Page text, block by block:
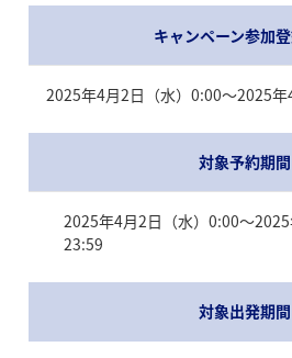
キャンペーン参加
2025年4月2日（水）0:00～2025
対象予約期間
2025年4月2日（水）0:00～2025
23:59
対象出発期間